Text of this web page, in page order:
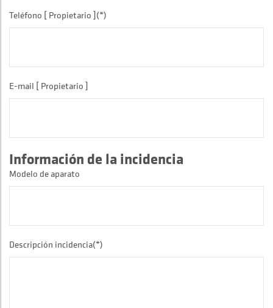
Teléfono [ Propietario ](*)
E-mail [ Propietario ]
Información de la incidencia
Modelo de aparato
Descripción incidencia(*)